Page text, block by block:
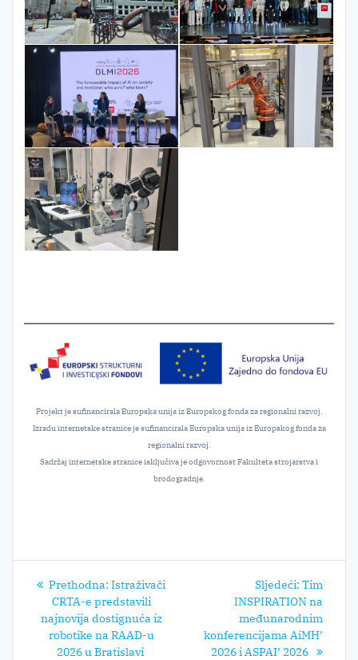
Projekt je sufinancirala Europska unija iz Europskog fonda za regionalni razvoj.
Izradu internetske stranice je sufinancirala Europska unija iz Europskog fonda za
regionalni razvoj.
Sadržaj internetske stranice isključiva je odgovornost Fakulteta strojarstva i
brodogradnje.
Navigacija
objava
Prethodna: Prethodni
post:
Istraživači
CRTA-e predstavili
najnovija dostignuća iz
robotike na RAAD-u
2026 u Bratislavi
Sljedeći: Sljedeći
post:
Tim
INSPIRATION na
međunarodnim
konferencijama AiMH’
2026 i ASPAI’ 2026